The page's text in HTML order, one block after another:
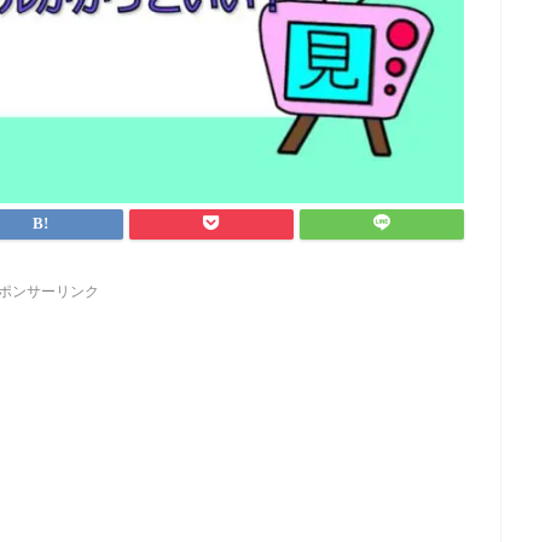
ンサーリンク